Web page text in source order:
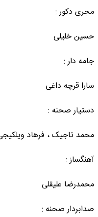
مجری دکور :
حسین خلیلی
جامه دار :
سارا قرچه داغی
دستیار صحنه :
محمد تاجیک ، فرهاد
آهنگساز :
محمدرضا علیقلی
صدابردار صحنه :